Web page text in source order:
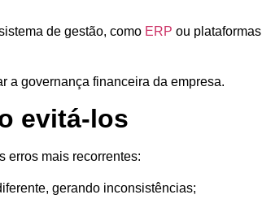
de gestão, como ERP ou plataformas
a governança financeira da empresa.
evitá-los
erros mais recorrentes:
gerando inconsistências;